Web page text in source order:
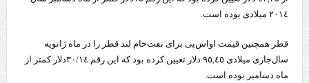
٢٠١٤ میلادی بوده است.
قطر همچنین قیمت اواس‌پی برای نفت‌خام لند قطر را در ماه ژانویه
سال‌جاری میلادی ٩٥,٤٥ دلار تعیین کرده بود که این رقم ٣٠/١٤دلار کمتر از
ماه دسامبر بوده است.